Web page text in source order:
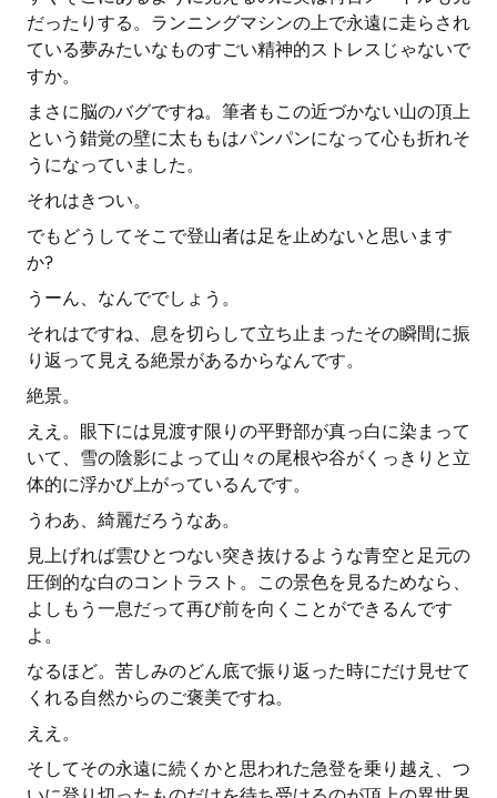
だったりする。ランニングマシンの上で永遠に走らされ
ている夢みたいなものすごい精神的ストレスじゃないで
すか。
まさに脳のバグですね。筆者もこの近づかない山の頂上
という錯覚の壁に太ももはパンパンになって心も折れそ
うになっていました。
それはきつい。
でもどうしてそこで登山者は足を止めないと思います
か?
うーん、なんででしょう。
それはですね、息を切らして立ち止まったその瞬間に振
り返って見える絶景があるからなんです。
絶景。
ええ。眼下には見渡す限りの平野部が真っ白に染まって
いて、雪の陰影によって山々の尾根や谷がくっきりと立
体的に浮かび上がっているんです。
うわあ、綺麗だろうなあ。
見上げれば雲ひとつない突き抜けるような青空と足元の
圧倒的な白のコントラスト。この景色を見るためなら、
よしもう一息だって再び前を向くことができるんです
よ。
なるほど。苦しみのどん底で振り返った時にだけ見せて
くれる自然からのご褒美ですね。
ええ。
そしてその永遠に続くかと思われた急登を乗り越え、つ